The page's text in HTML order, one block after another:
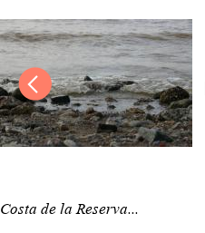
Costa de la Reserva...